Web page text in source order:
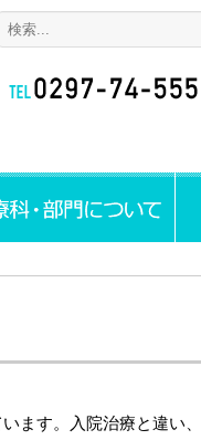
ます。入院治療と違い